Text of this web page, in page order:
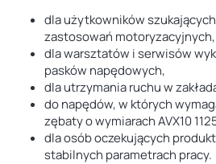
dla użytkowników
zastosowań motoryzacyjnych,
dla warsztatów i serwisów
pasków napędowych,
dla utrzymania ruchu w
do napędów, w których
zębaty o wymiarach AVX10
dla osób oczekujących
stabilnych parametrach pracy.